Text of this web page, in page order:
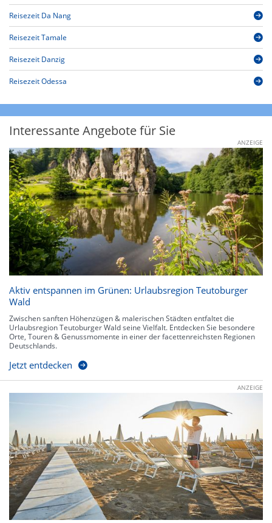
Reisezeit Da Nang
Reisezeit Tamale
Reisezeit Danzig
Reisezeit Odessa
Interessante Angebote für Sie
ANZEIGE
Aktiv entspannen im Grünen: Urlaubsregion Teutoburger
Wald
Zwischen sanften Höhenzügen & malerischen Städten entfaltet die
Urlaubsregion Teutoburger Wald seine Vielfalt. Entdecken Sie besondere
Orte, Touren & Genussmomente in einer der facettenreichsten Regionen
Deutschlands.
Jetzt entdecken
ANZEIGE